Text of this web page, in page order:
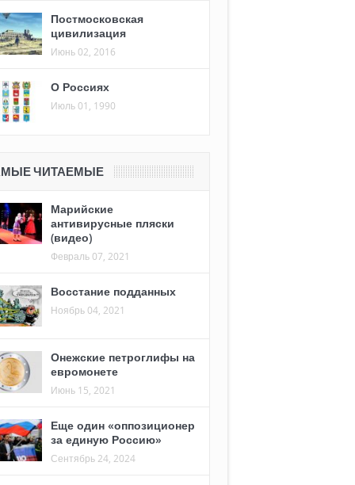
Постмосковская
цивилизация
Июнь 02, 2016
О Россиях
Июль 01, 1990
ЧИТАЕМЫЕ
Марийские
антивирусные пляски
(видео)
Февраль 07, 2021
Восстание подданных
Ноябрь 04, 2021
Онежские петроглифы на
евромонете
Июнь 15, 2021
Еще один «оппозиционер
за единую Россию»
Сентябрь 24, 2024